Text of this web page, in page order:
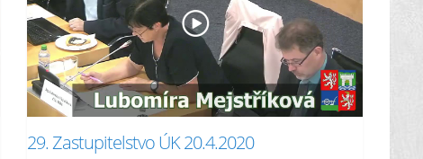
29. Zastupitelstvo ÚK 20.4.2020